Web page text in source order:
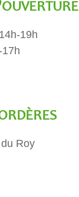
19h
Roy